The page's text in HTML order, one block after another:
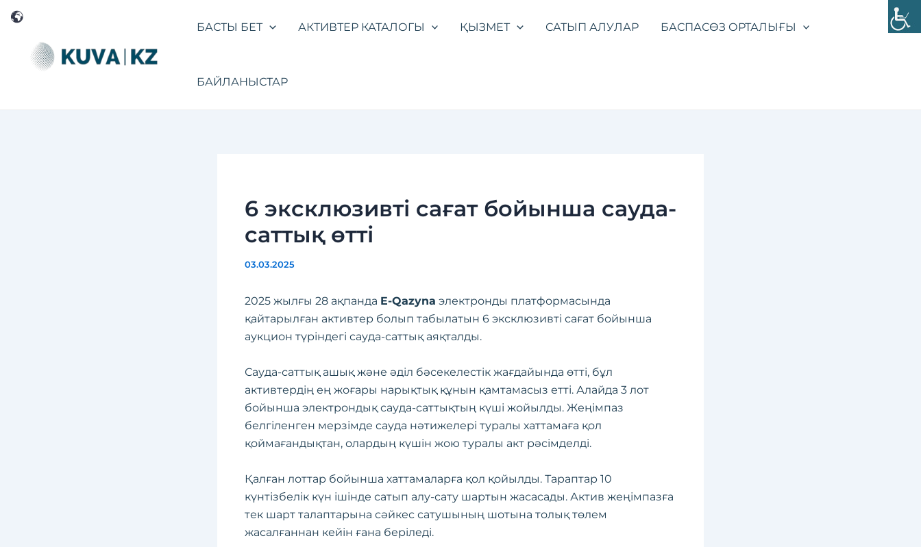
Перейти
содержимому
БАСТЫ БЕТ АКТИВТЕР КАТАЛОГЫ ҚЫЗМЕТ САТЫП АЛУЛАР БАСПАСӨЗ ОРТАЛЫҒЫ
БАЙЛАНЫСТАР
6 эксклюзивті сағат бойынша сауда-
саттық өтті
03.03.2025
2025 жылғы 28 ақпанда E-Qazyna электронды платформасында
қайтарылған активтер болып табылатын 6 эксклюзивті сағат бойынша
аукцион түріндегі сауда-саттық аяқталды.
Сауда-саттық ашық және әділ бәсекелестік жағдайында өтті, бұл
активтердің ең жоғары нарықтық құнын қамтамасыз етті. Алайда 3 лот
бойынша электрондық сауда-саттықтың күші жойылды. Жеңімпаз
белгіленген мерзімде сауда нәтижелері туралы хаттамаға қол
қоймағандықтан, олардың күшін жою туралы акт рәсімделді.
Қалған лоттар бойынша хаттамаларға қол қойылды. Тараптар 10
күнтізбелік күн ішінде сатып алу-сату шартын жасасады. Актив жеңімпазға
тек шарт талаптарына сәйкес сатушының шотына толық төлем
жасалғаннан кейін ғана беріледі.
по